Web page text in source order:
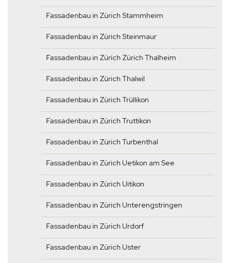
Fassadenbau in Zürich Stammheim
Fassadenbau in Zürich Steinmaur
Fassadenbau in Zürich Zürich Thalheim
Fassadenbau in Zürich Thalwil
Fassadenbau in Zürich Trüllikon
Fassadenbau in Zürich Truttikon
Fassadenbau in Zürich Turbenthal
Fassadenbau in Zürich Uetikon am See
Fassadenbau in Zürich Uitikon
Fassadenbau in Zürich Unterengstringen
Fassadenbau in Zürich Urdorf
Fassadenbau in Zürich Uster